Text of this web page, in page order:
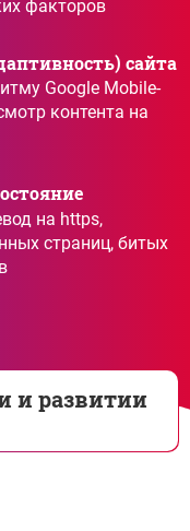
факторов
сайта
Google Mobile-
контента на
на https,
страниц, битых
и развитии